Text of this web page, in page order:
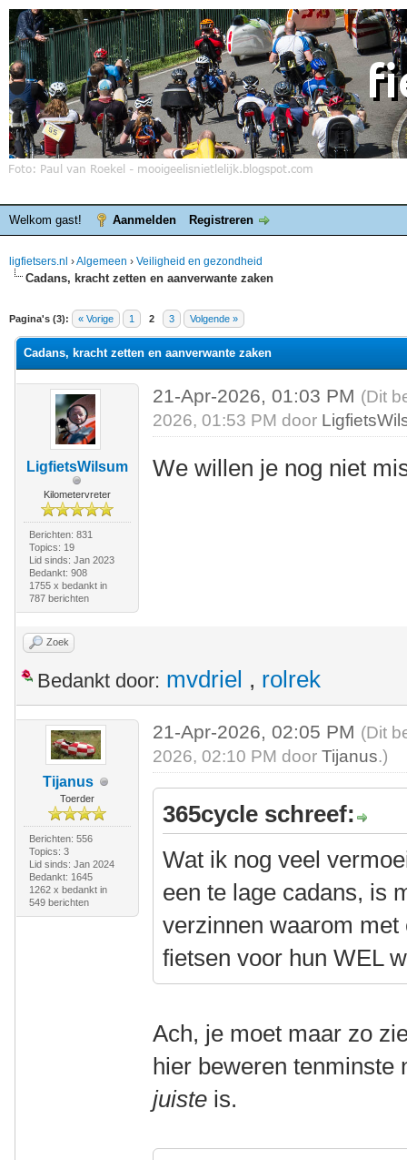
Welkom gast! Aanmelden Registreren
ligfietsers.nl ›Algemeen › Veiligheid en gezondheid
Cadans, kracht zetten en aanverwante zaken
Pagina's (3): « Vorige 1 2 3 Volgende »
waardering is 0
Cadans, kracht zetten en aanverwante zaken
LigfietsWilsum
Kilometervreter
Berichten: 831
Topics: 19
Lid sinds: Jan 2023
Bedankt: 908
1755 x bedankt in
787 berichten
21-Apr-2026, 01:03 PM (Dit
2026, 01:53 PM door
We willen je nog niet
Zoek
Bedankt door: mvdriel , rolrek
Tijanus
Toerder
Berichten: 556
Topics: 3
Lid sinds: Jan 2024
Bedankt: 1645
1262 x bedankt in
549 berichten
21-Apr-2026, 02:05 PM (Dit
2026, 02:10 PM doorTijanus.)
365cycle schreef:
Wat ik nog veel
een te lage cadans, is
verzinnen waarom
fietsen voor hun WEL
Ach, je moet maar zo
hier beweren
juiste is.